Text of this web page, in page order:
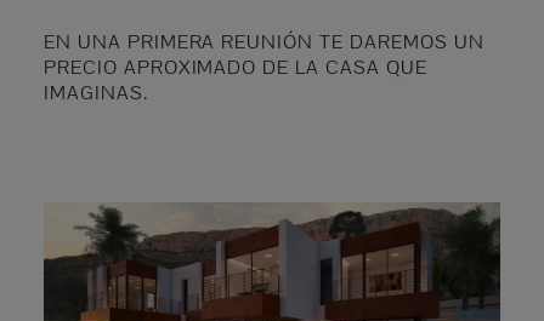
EN UNA PRIMERA REUNIÓN TE DAREMOS UN
PRECIO APROXIMADO DE LA CASA QUE
IMAGINAS.